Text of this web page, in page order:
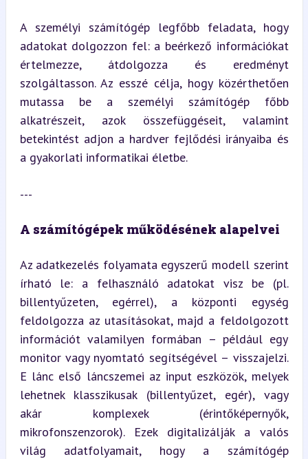
A személyi számítógép legfőbb feladata, hogy
adatokat dolgozzon fel: a beérkező információkat
értelmezze, átdolgozza és eredményt
szolgáltasson. Az esszé célja, hogy közérthetően
mutassa be a személyi számítógép főbb
alkatrészeit, azok összefüggéseit, valamint
betekintést adjon a hardver fejlődési irányaiba és
a gyakorlati informatikai életbe.
---
A számítógépek működésének alapelvei
Az adatkezelés folyamata egyszerű modell szerint
írható le: a felhasználó adatokat visz be (pl.
billentyűzeten, egérrel), a központi egység
feldolgozza az utasításokat, majd a feldolgozott
információt valamilyen formában – például egy
monitor vagy nyomtató segítségével – visszajelzi.
E lánc első láncszemei az input eszközök, melyek
lehetnek klasszikusak (billentyűzet, egér), vagy
akár komplexek (érintőképernyők,
mikrofonszenzorok). Ezek digitalizálják a valós
világ adatfolyamait, hogy a számítógép